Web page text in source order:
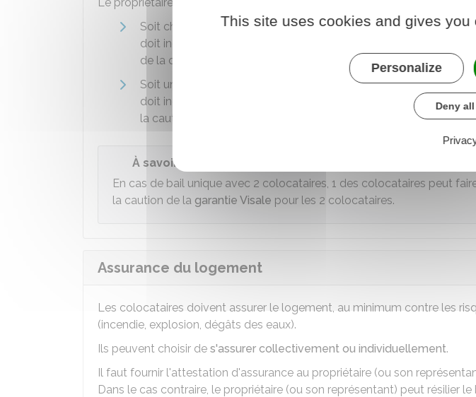
Soit chaque colocataire a une caution. L'acte de cautionnement
doit indiquer le colocataire qui a la garantie de la caution. La
de la caution varie selon qu'une
clause de solidarité
est ou non
Soit une caution s'engage pour l'ensemble des colocataires.
doit indiquer le colocataire dont le départ du logement mettra
la caution.
À savoir
En cas de bail unique avec 2 colocataires, 1 des colocataires peut
la caution de la garantie Visale pour les 2 colocataires.
Assurance du logement
Les colocataires doivent assurer le logement, au minimum contre les
(incendie, explosion, dégâts des eaux).
Ils peuvent choisir de s'assurer collectivement ou individuellement.
Il faut fournir l'attestation d'assurance au propriétaire (ou son
Dans le cas contraire, le propriétaire (ou son représentant) peut résilier le
This site uses cookies and gives
Personalize
Deny